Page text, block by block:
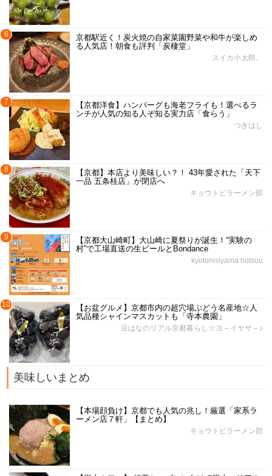
6
京都駅近く！炭火焼の自家菜園野菜や和牛が楽しめ
る人気店！朝食も評判「炭棲堂」
スイカ小太郎。
7
【京都洋食】ハンバーグも海老フライも！選べるラ
ンチが人気の知る人ぞ知る実力店「食らう」
つきはし
8
【京都】本店より美味しい？！ 43年愛された「天下
一品 五条桂店」が閉店へ
キョウトピラーメン部
9
【京都大山崎町】大山崎に夏祭りが誕生！“実験の
村”で工場直送の生ビールとBondance
kyotonisiyama hotsuu
10
【お盆グルメ】京都市内の超穴場ぶどう名産地☆人
気品種シャインマスカットも「寺本農園」
豆はなのリアル京都暮らし☆ヨ～イヤサ～♪
美味しいまとめ
【本場顔負け】京都でも人気の兆し！厳選「家系ラ
ーメン店７軒」【まとめ】
キョウトピラーメン部